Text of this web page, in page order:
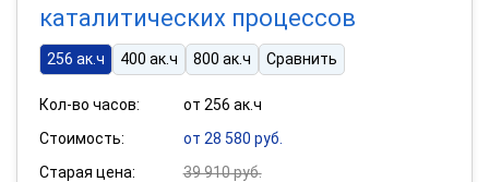
каталитических процессов
256 ак.ч 400 ак.ч 800 ак.ч Сравнить
Кол-во часов:
от 256 ак.ч
Стоимость:
от 28 580 руб.
Старая цена:
39 910 руб.